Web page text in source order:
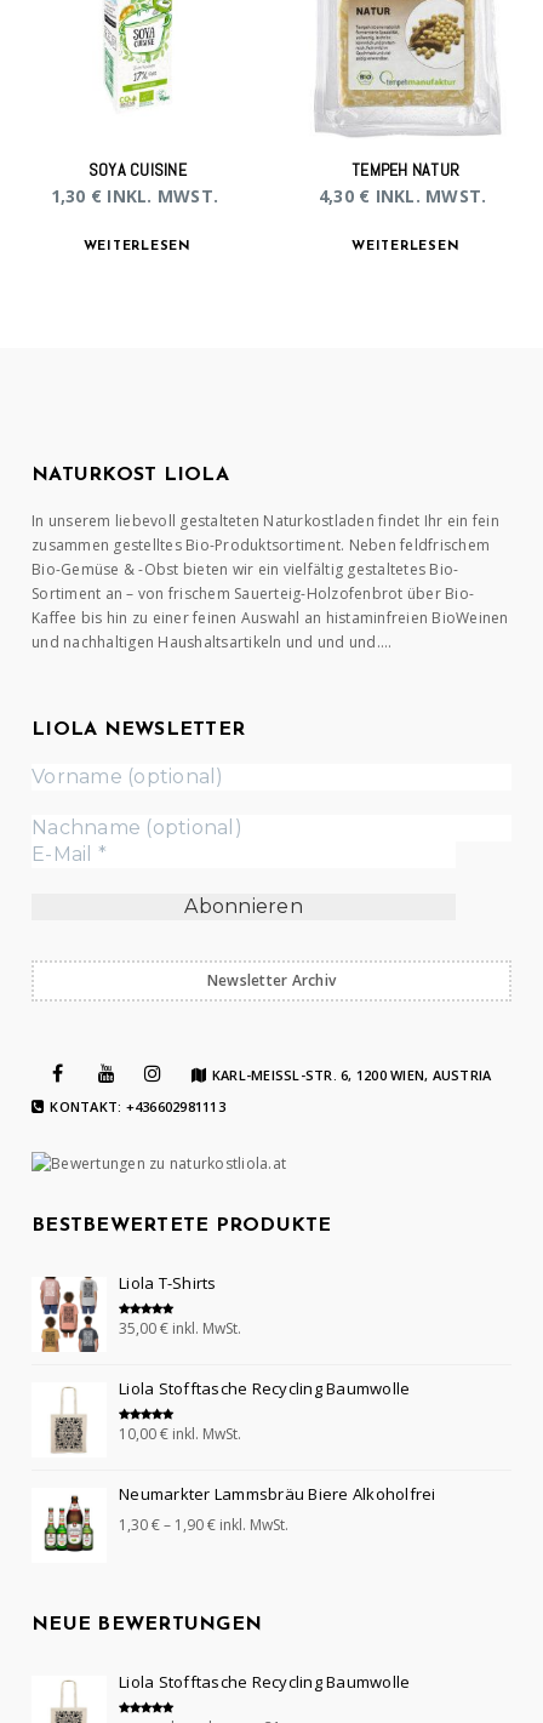
SOYA CUISINE
1,30 € INKL. MWST.
WEITERLESEN
TEMPEH NATUR
4,30 € INKL. MWST.
WEITERLESEN
NATURKOST LIOLA
In unserem liebevoll gestalteten Naturkostladen findet Ihr ein fein
zusammen gestelltes Bio-Produktsortiment. Neben feldfrischem
Bio-Gemüse & -Obst bieten wir ein vielfältig gestaltetes Bio-
Sortiment an – von frischem Sauerteig-Holzofenbrot über Bio-
Kaffee bis hin zu einer feinen Auswahl an histaminfreien BioWeinen
und nachhaltigen Haushaltsartikeln und und und….
LIOLA NEWSLETTER
Newsletter Archiv
KARL-MEISSL-STR. 6, 1200 WIEN, AUSTRIA
KONTAKT: +436602981113
BESTBEWERTETE PRODUKTE
Liola T-Shirts
Bewertet mit
5.00
35,00€ inkl. MwSt.
Liola Stofftasche Recycling Baumwolle
Bewertet mit
5.00
10,00€ inkl. MwSt.
Neumarkter Lammsbräu Biere Alkoholfrei
1,30€– 1,90€ inkl. MwSt.
NEUE BEWERTUNGEN
Liola Stofftasche Recycling Baumwolle